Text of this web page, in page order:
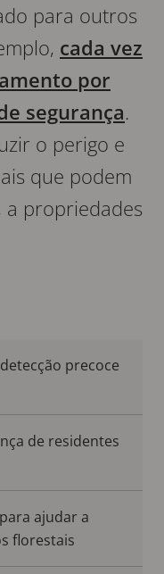
para outros
cada vez
por
segurança.
o perigo e
que podem
a propriedades
precoce
de residentes
ajudar a
florestais